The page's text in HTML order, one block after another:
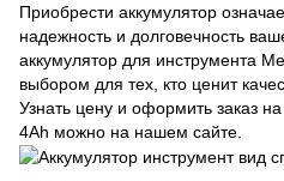
Приобрести аккумулятор
надежность и долговечность
аккумулятор для инструмента
выбором для тех, кто ценит
Узнать цену и оформить заказ
4Ah можно на нашем сайте.